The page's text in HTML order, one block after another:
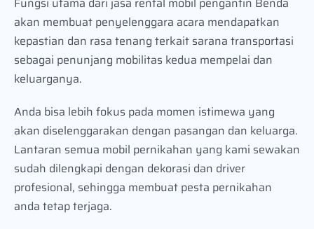
akan membuat penyelenggara acara mendapatkan
kepastian dan rasa tenang terkait sarana transportasi
sebagai penunjang mobilitas kedua mempelai dan
keluarganya.
Anda bisa lebih fokus pada momen istimewa yang
akan diselenggarakan dengan pasangan dan keluarga.
Lantaran semua mobil pernikahan yang kami sewakan
sudah dilengkapi dengan dekorasi dan driver
profesional, sehingga membuat pesta pernikahan
anda tetap terjaga.